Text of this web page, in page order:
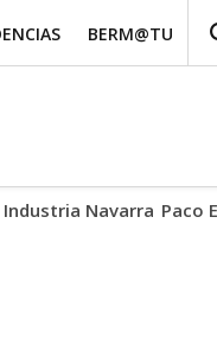
Industria Navarra Paco
BERM@TU